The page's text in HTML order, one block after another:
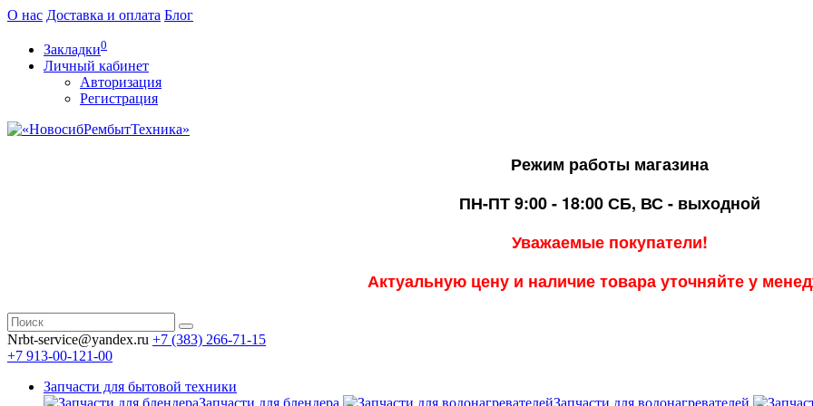
О нас Доставка и оплата Блог
Закладки0
Личный кабинет
Авторизация
Регистрация
Режим работы магазина
ПН-ПТ 9:00 - 18:00СБ, ВС - выходной
Уважаемые покупатели!
Актуальную цену и наличие товара уточняйте у
Nrbt-service@yandex.ru +7 (383) 266-71-15
+7 913-00-121-00
Запчасти для бытовой техники